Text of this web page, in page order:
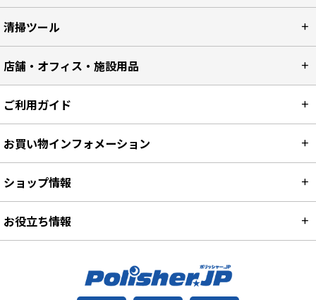
清掃ツール
店舗・オフィス・施設用品
ご利用ガイド
お買い物インフォメーション
ショップ情報
お役立ち情報